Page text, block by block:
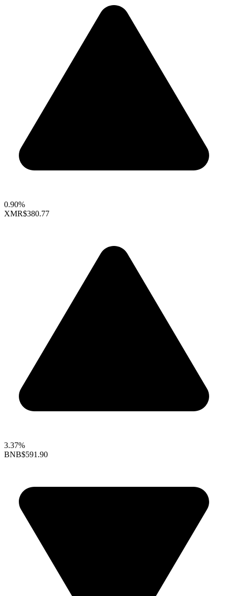
0.90%
XMR$380.77
3.37%
BNB$591.90